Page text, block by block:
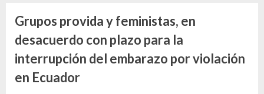
Etiqueta:
aborto
ecuador
Grupos provida y feministas, en
desacuerdo con plazo para la
interrupción del embarazo por violación
en Ecuador